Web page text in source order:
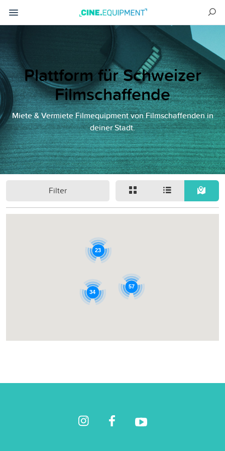
Plattform für Schweizer
Filmschaffende
Miete & Vermiete Filmequipment von Filmschaffenden in
deiner Stadt.
Filter
23
57
34